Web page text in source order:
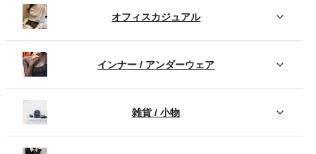
オフィスカジュアル
インナー / アンダーウェア
雑貨 / 小物